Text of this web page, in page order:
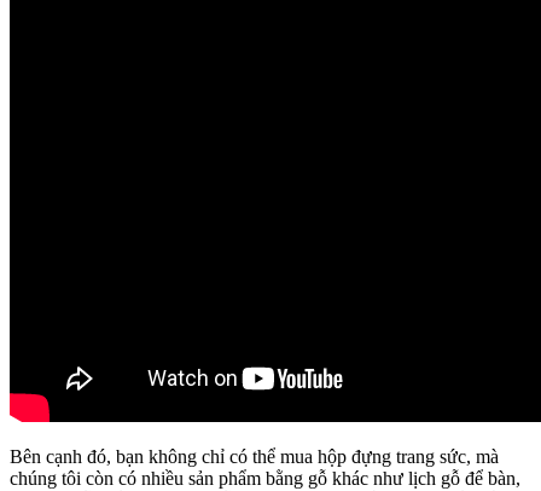
Bên cạnh đó, bạn không chỉ có thể mua hộp đựng trang sức, mà
chúng tôi còn có nhiều sản phẩm bằng gỗ khác như lịch gỗ để bàn,